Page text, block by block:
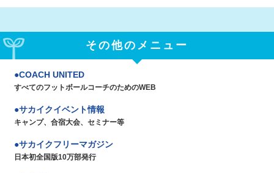
その他のメニュー
COACH UNITED
すべてのフットボールコーチのためのWEB
サカイクイベント情報
キャンプ、合宿大会、セミナー等
サカイクフリーマガジン
日本初全国版10万部発行